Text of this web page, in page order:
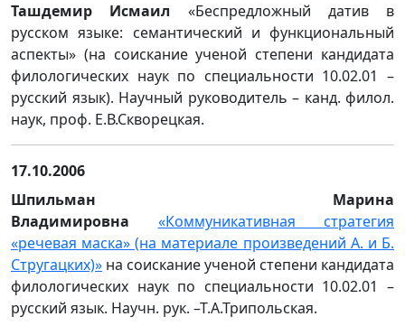
Ташдемир Исмаил «Беспредложный датив в
русском языке: семантический и функциональный
аспекты» (на соискание ученой степени кандидата
филологических наук по специальности 10.02.01 –
русский язык). Научный руководитель – канд. филол.
наук, проф. Е.В.Скворецкая.
17.10.2006
Шпильман Марина
Владимировна
«Коммуникативная стратегия
«речевая маска» (на материале произведений А. и Б.
Стругацких)» на соискание ученой степени кандидата
филологических наук по специальности 10.02.01 –
русский язык. Научн. рук. –Т.А.Трипольская.